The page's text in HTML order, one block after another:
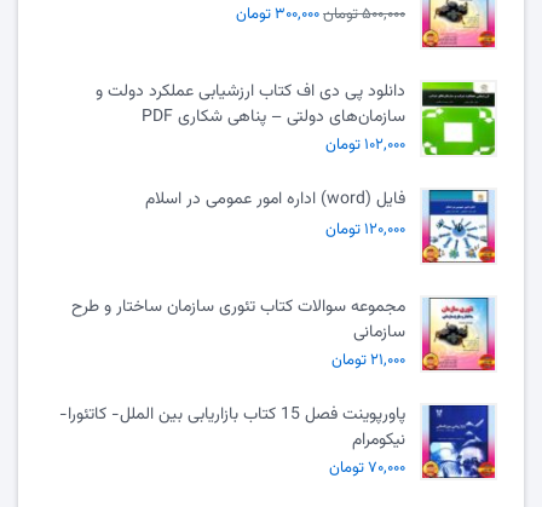
۵۰۰,۰۰۰ تومان ۳۰۰,۰۰۰ تومان
دانلود پی دی اف کتاب ارزشیابی عملکرد دولت و
سازمان‌های دولتی – پناهی شکاری PDF
۱۰۲,۰۰۰ تومان
فایل (word) اداره امور عمومی در اسلام
۱۲۰,۰۰۰ تومان
مجموعه سوالات کتاب تئوری سازمان ساختار و طرح
سازمانی
۲۱,۰۰۰ تومان
پاورپوینت فصل 15 کتاب بازاریابی بین الملل- کاتئورا-
نیکومرام
۷۰,۰۰۰ تومان